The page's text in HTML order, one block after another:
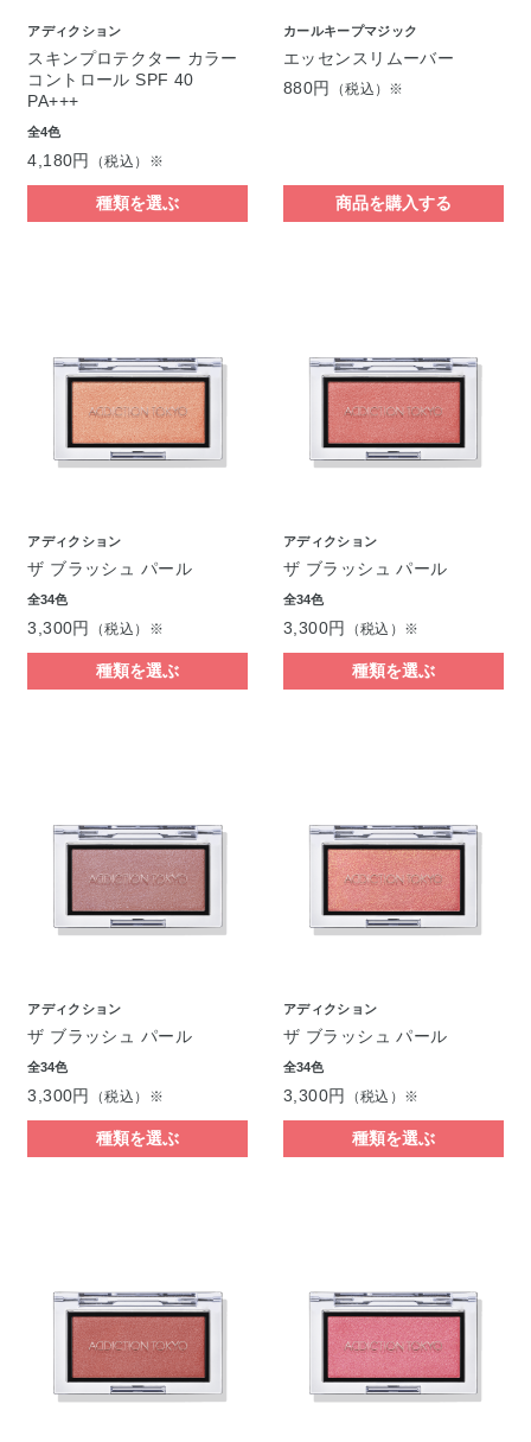
アディクション
スキンプロテクター カラー
コントロール SPF 40
PA+++
全4色
4,180円 （税込）※
種類を選ぶ
カールキープマジック
エッセンスリムーバー
880円
（税込）※
商品を購入する
アディクション
ザ ブラッシュ パール
全34色
3,300円 （税込）※
種類を選ぶ
アディクション
ザ ブラッシュ パール
全34色
3,300円 （税込）※
種類を選ぶ
アディクション
ザ ブラッシュ パール
全34色
3,300円 （税込）※
種類を選ぶ
アディクション
ザ ブラッシュ パール
全34色
3,300円 （税込）※
種類を選ぶ